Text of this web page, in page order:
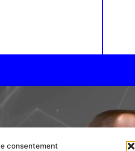
consentement